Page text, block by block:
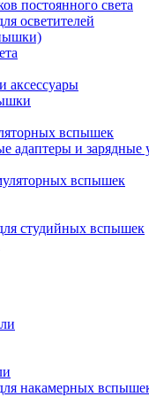
постоянного света
осветителей
аксессуары
вспышек
адаптеры и зарядные
вспышек
студийных вспышек
накамерных